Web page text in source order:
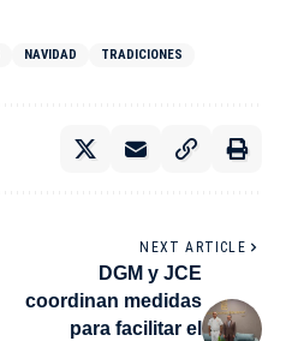
NAVIDAD TRADICIONES
NEXT ARTICLE
DGM y JCE
coordinan medidas
para facilitar el